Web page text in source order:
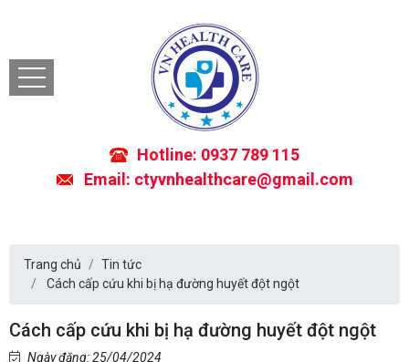
Hotline: 0937 789 115
Email: ctyvnhealthcare@gmail.com
Trang chủ
Tin tức
Cách cấp cứu khi bị hạ đường huyết đột ngột
Cách cấp cứu khi bị hạ đường huyết đột ngột
Ngày đăng: 25/04/2024